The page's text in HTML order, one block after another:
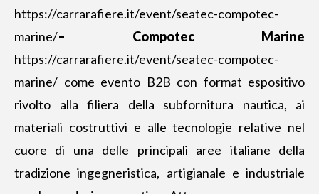
https://carrarafiere.it/event/seatec-compotec-
marine/– Compotec Marine
https://carrarafiere.it/event/seatec-compotec-
marine/ come evento B2B con format espositivo
rivolto alla filiera della subfornitura nautica, ai
materiali costruttivi e alle tecnologie relative nel
cuore di una delle principali aree italiane della
tradizione ingegneristica, artigianale e industriale